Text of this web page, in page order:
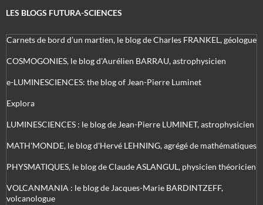
LES BLOGS FUTURA-SCIENCES
Carnets de bord d’un martien, le blog de Charles FRANKEL, géologue
COSMOGONIES, le blog d'Aurélien BARRAU, astrophysicien
e-LUMINESCIENCES: the blog of Jean-Pierre Luminet
Explora
LUMINESCIENCES : le blog de Jean-Pierre LUMINET, astrophysicien
MATH'MONDE, le blog d'Hervé LEHNING, agrégé de mathématiques
PHYSMATIQUES, le blog de Claude ASLANGUL, physicien théoricien
VOLCANMANIA : le blog de Jacques-Marie BARDINTZEFF,
volcanologue